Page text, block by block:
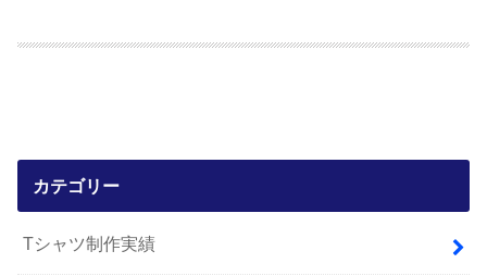
カテゴリー
Tシャツ制作実績